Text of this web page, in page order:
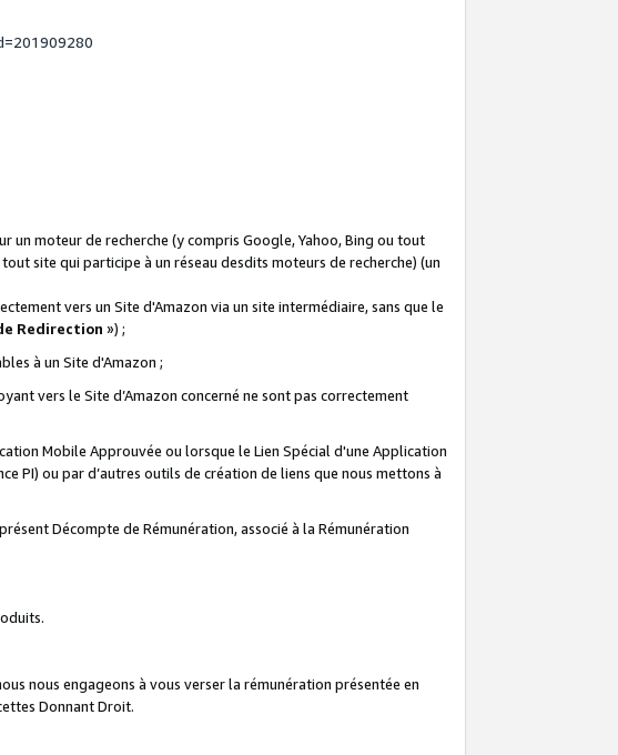
un moteur de recherche (y compris Google, Yahoo, Bing ou tout
site qui participe à un réseau desdits moteurs de recherche) (un
vers un Site d'Amazon via un site intermédiaire, sans que le
Redirection ») ;
à un Site d'Amazon ;
vers le Site d’Amazon concerné ne sont pas correctement
Mobile Approuvée ou lorsque le Lien Spécial d'une Application
PI) ou par d’autres outils de création de liens que nous mettons à
Décompte de Rémunération, associé à la Rémunération
nous engageons à vous verser la rémunération présentée en
Donnant Droit.